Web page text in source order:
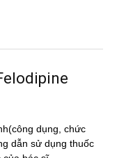
dụng, chức
dẫn sử dụng thuốc